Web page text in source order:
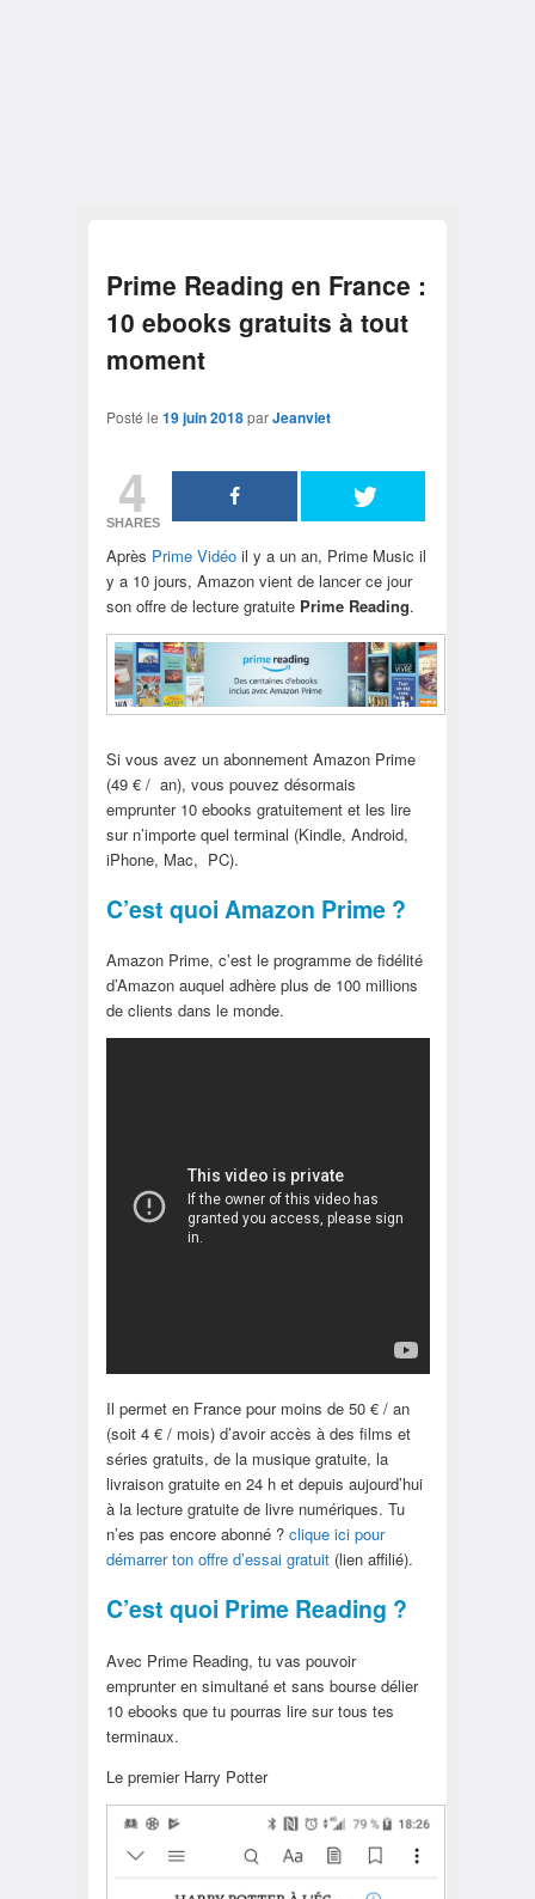
Prime Reading en France :
10 ebooks gratuits à tout
moment
Posté le 19 juin 2018parJeanviet
4
SHARES
Après Prime Vidéoil y a un an, Prime Music il
y a 10 jours, Amazon vient de lancer ce jour
son offre de lecture gratuite Prime Reading.
Si vous avez un abonnement Amazon Prime
(49 € / an), vous pouvez désormais
emprunter 10 ebooks gratuitement et les lire
sur n’importe quel terminal (Kindle, Android,
iPhone, Mac, PC).
C’est quoi Amazon Prime ?
Amazon Prime, c’est le programme de fidélité
d’Amazon auquel adhère plus de 100 millions
de clients dans le monde.
Il permet en France pour moins de 50 € / an
(soit 4 € / mois) d’avoir accès à des films et
séries gratuits, de la musique gratuite, la
livraison gratuite en 24 h et depuis aujourd’hui
à la lecture gratuite de livre numériques. Tu
n’es pas encore abonné ? clique ici pour
démarrer ton offre d’essai gratuit(lien affilié).
C’est quoi Prime Reading ?
Avec Prime Reading, tu vas pouvoir
emprunter en simultané et sans bourse délier
10 ebooks que tu pourras lire sur tous tes
terminaux.
Le premier Harry Potter